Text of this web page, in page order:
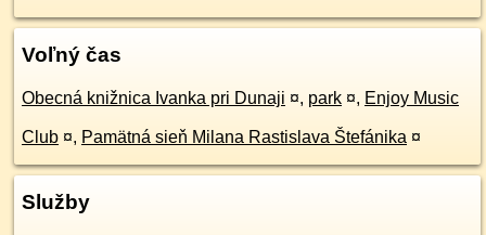
Voľný čas
Obecná knižnica Ivanka pri Dunaji ¤, park ¤, Enjoy Music
Club ¤, Pamätná sieň Milana Rastislava Štefánika ¤
Služby